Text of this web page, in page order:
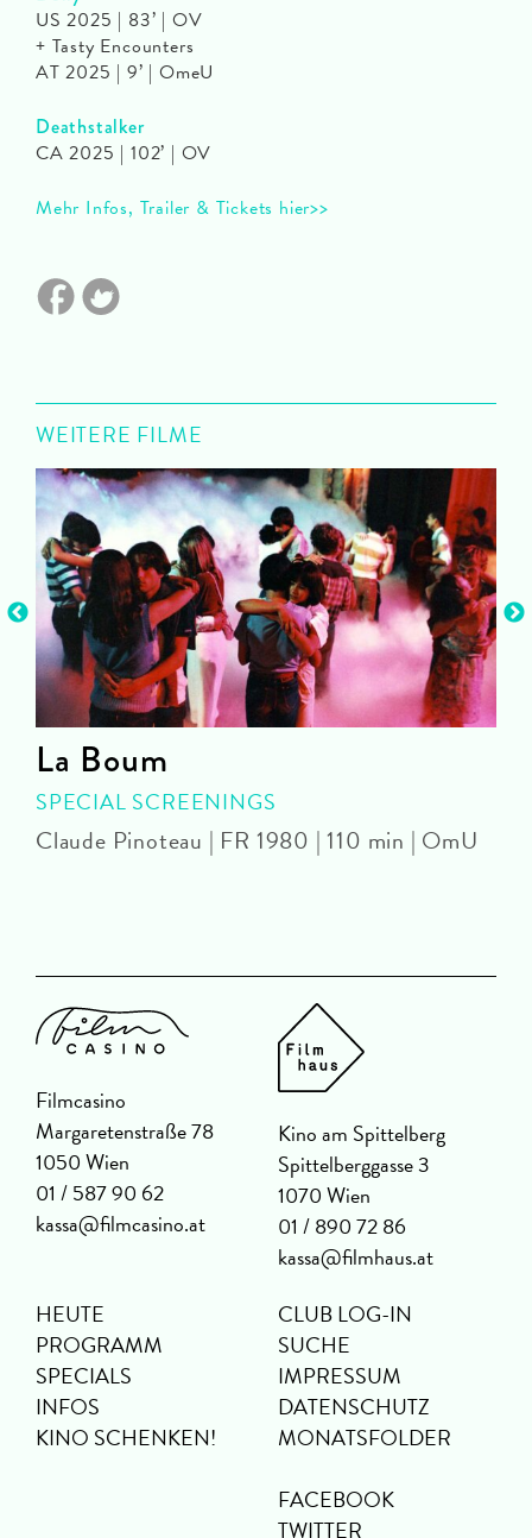
US 2025 | 83’ | OV
+ Tasty Encounters
AT 2025 | 9’ | OmeU
Deathstalker
CA 2025 | 102’ | OV
Mehr Infos, Trailer & Tickets hier>>
WEITERE FILME
La Boum
SPECIAL SCREENINGS
Claude Pinoteau | FR 1980 | 110 min | OmU
Filmcasino
Margaretenstraße 78
1050 Wien
01 / 587 90 62
kassa@filmcasino.at
Kino am Spittelberg
Spittelberggasse 3
1070 Wien
01 / 890 72 86
kassa@filmhaus.at
HEUTE
PROGRAMM
SPECIALS
INFOS
KINO SCHENKEN!
CLUB LOG-IN
SUCHE
IMPRESSUM
DATENSCHUTZ
MONATSFOLDER
FACEBOOK
TWITTER